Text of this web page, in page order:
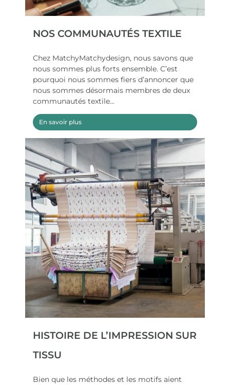
NOS COMMUNAUTÉS TEXTILE
Chez MatchyMatchydesign, nous savons que
nous sommes plus forts ensemble. C’est
pourquoi nous sommes fiers d’annoncer que
nous sommes désormais membres de deux
communautés textile...
En savoir plus
HISTOIRE DE L’IMPRESSION SUR
TISSU
Bien que les méthodes et les motifs aient